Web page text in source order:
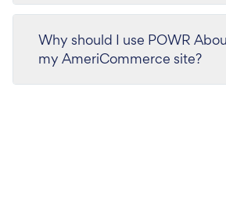
Why should I use POWR
my AmeriCommerce site?